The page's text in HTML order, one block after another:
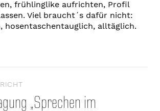
frühlinglike aufrichten, Profil
Viel braucht´s dafür nicht:
hosentaschentauglich, alltäglich.
„Sprechen im